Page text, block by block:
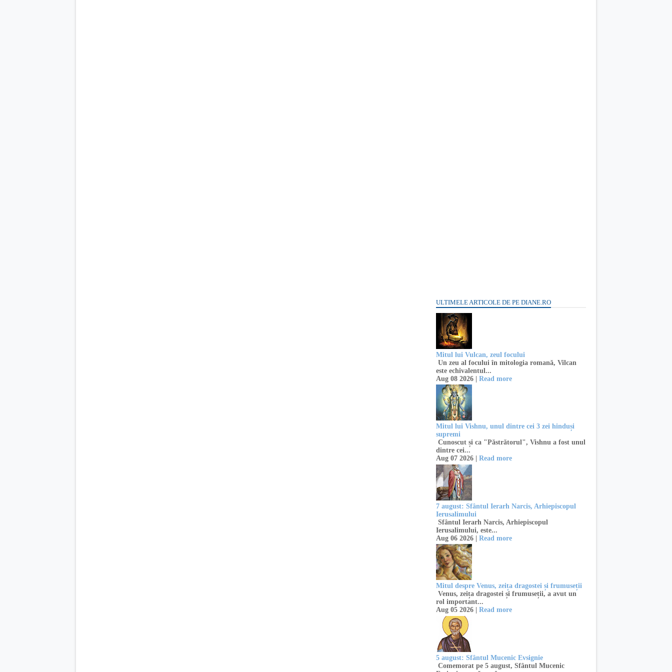
ULTIMELE ARTICOLE DE PE DIANE.RO
Mitul lui Vulcan, zeul focului
Un zeu al focului în mitologia romană, Vilcan
este echivalentul...
Aug 08 2026 | Read more
Mitul lui Vishnu, unul dintre cei 3 zei hinduși
supremi
Cunoscut și ca "Păstrătorul", Vishnu a fost unul
dintre cei...
Aug 07 2026 | Read more
7 august: Sfântul Ierarh Narcis, Arhiepiscopul
Ierusalimului
Sfântul Ierarh Narcis, Arhiepiscopul
Ierusalimului, este...
Aug 06 2026 | Read more
Mitul despre Venus, zeița dragostei și frumuseții
Venus, zeița dragostei și frumuseții, a avut un
rol important...
Aug 05 2026 | Read more
5 august: Sfântul Mucenic Evsignie
Comemorat pe 5 august, Sfântul Mucenic